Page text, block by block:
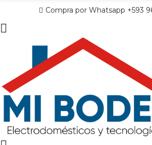
Compra por Whatsapp +593